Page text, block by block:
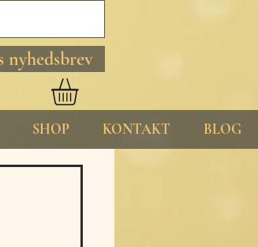
nyhedsbrev
SHOP KONTAKT BLOG